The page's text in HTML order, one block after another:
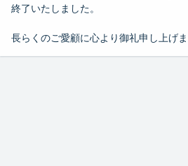
終了いたしました。
長らくのご愛顧に心より御礼申し上げま